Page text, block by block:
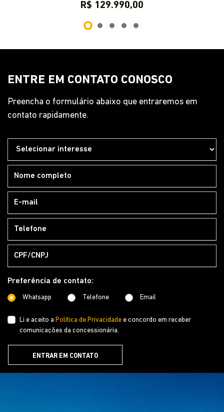
R$ 129.990,00
ENTRE EM CONTATO CONOSCO
Preencha o formulário abaixo que entraremos em
contato rapidamente.
Preferência de contato:
Whatsapp Telefone Email
Li e aceito a Política de Privacidade e concordo em receber
comunicações da concessionária.
ENTRAR EM CONTATO